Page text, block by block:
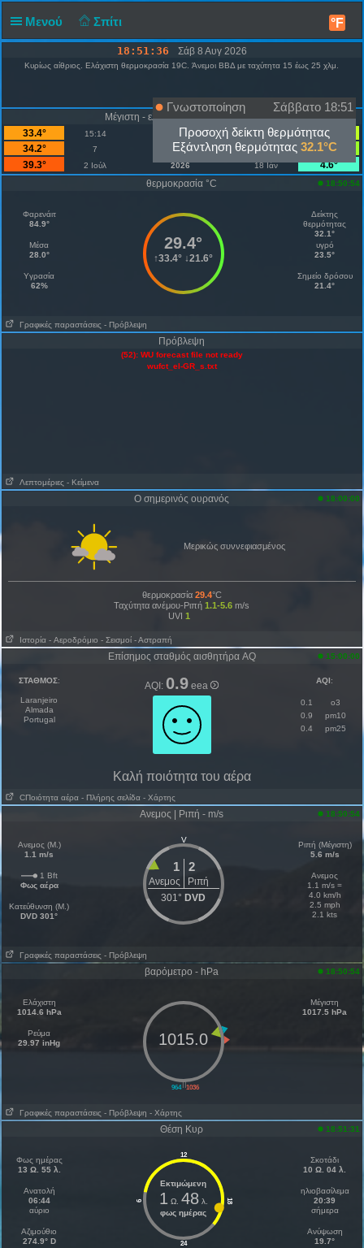
Μενού Σπίτι °F
18:51:36 Σάβ 8 Αυγ 2026
Κυρίως αίθριος. Ελάχιστη θερμοκρασία 19C. Άνεμοι ΒΒΔ με ταχύτητα 15 έως 25 χλμ.
Μέγιστη - ελάχιστη θερμοκρασία °C
33.4°
15:14 σήμερα 07:34
21.6°
34.2°
7 Αύγουστος 1
19.8°
39.3°
2 Ιούλ 2026 18 Ιάν
4.6°
θερμοκρασία °C
18:50:54
Φαρενάιτ
84.9°
Μέσα
28.0°
Υγρασία
62%
29.4°
↑33.4° ↓21.6°
Δείκτης
θερμότητας
32.1°
υγρό
23.5°
Σημείο δρόσου
21.4°
Γραφικές παραστάσεις - Πρόβλεψη
Πρόβλεψη
(52): WU forecast file not ready
wufct_el-GR_s.txt
Λεπτομέριες - Κείμενα
Ο σημερινός ουρανός 18:00:00
Μερικώς συννεφιασμένος
θερμοκρασία 29.4°C
Ταχύτητα ανέμου-Ριπή 1.1-5.6 m/s
UVI1
Ιστορία - Aεροδρόμιο - Σεισμοί - Αστραπή
Επίσημος σταθμός αισθητήρα AQ 15:00:00
ΣΤΑΘΜΟΣ:
Laranjeiro
Almada
Portugal
AQI: 0.9 eea AQI:
0.1
o3
0.9
pm10
0.4
pm25
Kαλή ποιότητα του αέρα
CΠοιότητα αέρα - Πλήρης σελίδα - Χάρτης
Ανεμος | Ριπή - m/s 18:50:54
Ανεμος (Μ.)
1.1 m/s
1 Bft
Φως αέρα
Κατεύθυνση (Μ.)
DVD 301°
V
1 2
Ανεμος
Ριπή
301° DVD
Ριπή (Μέγιστη)
5.6 m/s
Ανεμος
1.1 m/s =
4.0 km/h
2.5 mph
2.1 kts
Γραφικές παραστάσεις - Πρόβλεψη
βαρόμετρο - hPa 18:50:54
Ελάχιστη
1014.6 hPa
Ρεύμα
29.97 inHg
||
964 1036
1015.0
Μέγιστη
1017.5 hPa
Γραφικές παραστάσεις - Πρόβλεψη - Χάρτης
Θέση Κυρ 18:51:31
Φως ημέρας
13 Ω. 55 λ.
Ανατολή
06:44
αύριο
Aζιμούθιο
274.9° D
12
24
6 18
Εκτιμώμενη
1 Ω. 48λ.
φως ημέρας
Σκοτάδι
10 Ω. 04 λ.
ηλιοβασίλεμα
20:39
σήμερα
Ανύψωση
19.7°
Γνωστοποίηση
Σάββατο 18:51
Προσοχή δείκτη θερμότητας
Εξάντληση θερμότητας 32.1°C